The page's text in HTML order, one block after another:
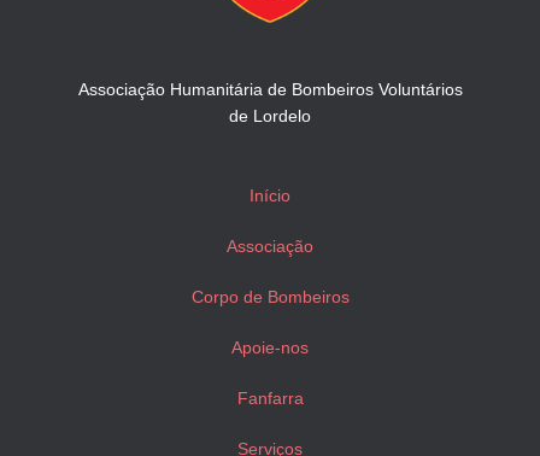
Associação Humanitária de Bombeiros Voluntários
de Lordelo
Início
Associação
Corpo de Bombeiros
Apoie-nos
Fanfarra
Serviços